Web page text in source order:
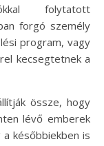
folytatott
forgó személy
program, vagy
kecsegtetnek a
össze, hogy
lévő emberek
későbbiekben is